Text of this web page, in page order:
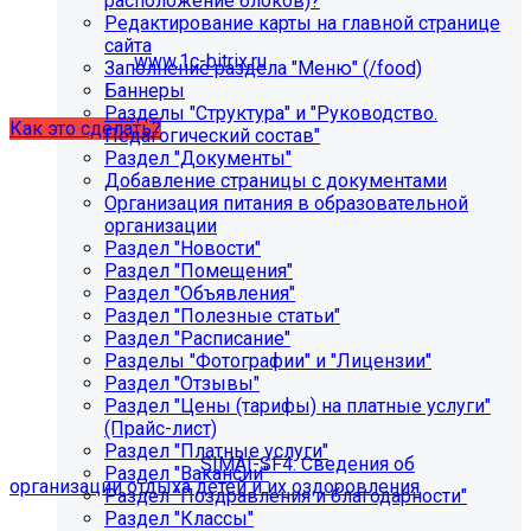
некорректно отображаться срок действия лицензии.
Убедитесь, что в настройках «Главного модуля»
указан адрес:www.1c-bitrix.ru.
Затем запустите обновление через «Систему
обновлений».
Как это сделать?
Как добавить раздел "Сведения об
организации отдыха детей и их
оздоровления"?
Приобретите модульSIMAI-SF4: Сведения об
организации отдыха детей и их оздоровления
Редактирование карты на главной странице
сайта
Заполнение раздела "Меню" (/food)
Баннеры
Разделы "Структура" и "Руководство.
Педагогический состав"
Раздел "Документы"
Добавление страницы с документами
Организация питания в образовательной
организации
Раздел "Новости"
Раздел "Помещения"
Раздел "Объявления"
Раздел "Полезные статьи"
Раздел "Расписание"
Разделы "Фотографии" и "Лицензии"
Раздел "Отзывы"
Раздел "Цены (тарифы) на платные услуги"
(Прайс-лист)
Раздел "Платные услуги"
Раздел "Вакансии"
Раздел "Поздравления и благодарности"
Раздел "Классы"